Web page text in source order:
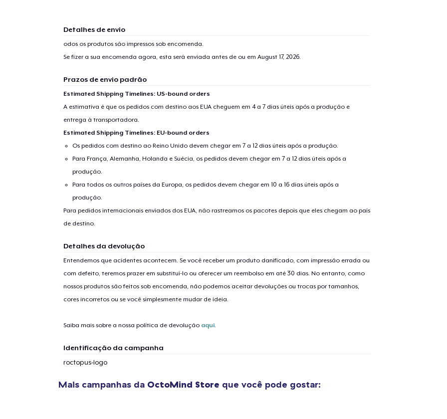
Detalhes de envio
odos os produtos são impressos sob encomenda.
Se fizer a sua encomenda agora, esta será enviada antes de ou em August 17, 2026.
Prazos de envio padrão
Estimated Shipping Timelines: US-bound orders
A estimativa é que os pedidos com destino aos EUA cheguem em 4 a 7 dias úteis após a produção e
entrega à transportadora.
Estimated Shipping Timelines: EU-bound orders
Os pedidos com destino ao Reino Unido devem chegar em 7 a 12 dias úteis após a produção.
Para França, Alemanha, Holanda e Suécia, os pedidos devem chegar em 7 a 12 dias úteis após a
produção.
Para todos os outros países da Europa, os pedidos devem chegar em 10 a 16 dias úteis após a
produção.
Para pedidos internacionais enviados dos EUA, não rastreamos os pacotes depois que eles chegam ao país
de destino.
Detalhes da devolução
Entendemos que acidentes acontecem. Se você receber um produto danificado, com impressão errada ou
com defeito, teremos prazer em substituí-lo ou oferecer um reembolso em até 30 dias. No entanto, como
nossos produtos são feitos sob encomenda, não podemos aceitar devoluções ou trocas por tamanhos,
cores incorretos ou se você simplesmente mudar de ideia.
Saiba mais sobre a nossa política de devolução aqui.
Identificação da campanha
roctopus-logo
Mais campanhas da OctoMind Store que você pode gostar: